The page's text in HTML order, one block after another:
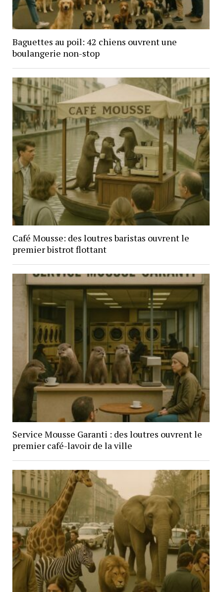
Baguettes au poil: 42 chiens ouvrent une
boulangerie non-stop
Café Mousse: des loutres baristas ouvrent le
premier bistrot flottant
Service Mousse Garanti : des loutres ouvrent le
premier café-lavoir de la ville